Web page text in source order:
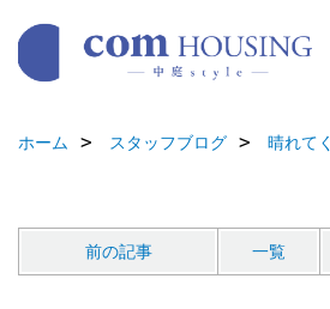
ホーム スタッフブログ 晴れて
前の記事 一覧